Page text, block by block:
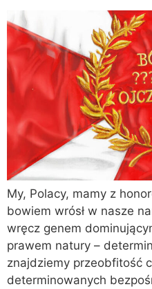
My, Polacy, mamy z
bowiem wrósł w nasze
wręcz genem
prawem natury –
znajdziemy przeobfitość
determinowanych